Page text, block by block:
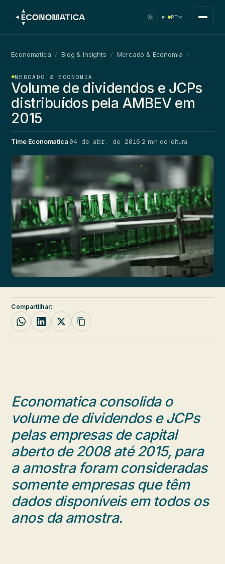
PT
Economatica / Blog & Insights / Mercado & Economia /
MERCADO & ECONOMIA
Volume de dividendos e JCPs
distribuídos pela AMBEV em
2015
Time Economatica·04 de abr. de 2016·2 min de leitura
Compartilhar:
Economatica consolida o
volume de dividendos e JCPs
pelas empresas de capital
aberto de 2008 até 2015, para
a amostra foram consideradas
somente empresas que têm
dados disponíveis em todos os
anos da amostra.